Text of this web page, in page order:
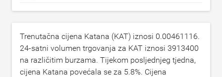
Trenutačna cijena Katana (KAT) iznosi 0.00461116.
24-satni volumen trgovanja za KAT iznosi 3913400
na različitim burzama. Tijekom posljednjeg tjedna,
cijena Katana povećala se za 5.8%. Cijena